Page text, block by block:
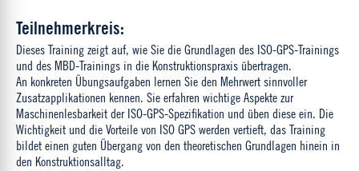
Teilnehmerkreis:
Dieses Training zeigt auf, wie Sie die Grundlagen des ISO-GPS-Trainings
und des MBD-Trainings in die Konstruktionspraxis übertragen.
An konkreten Übungsaufgaben lernen Sie den Mehrwert sinnvoller
Zusatzapplikationen kennen. Sie erfahren wichtige Aspekte zur
Maschinenlesbarkeit der ISO-GPS-Spezifikation und üben diese ein. Die
Wichtigkeit und die Vorteile von ISO GPS werden vertieft, das Training
bildet einen guten Übergang von den theoretischen Grundlagen hinein in
den Konstruktionsalltag.